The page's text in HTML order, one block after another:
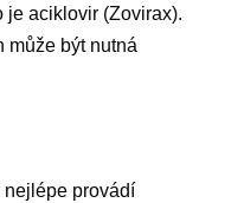
je aciklovir (Zovirax).
může být nutná
nejlépe provádí